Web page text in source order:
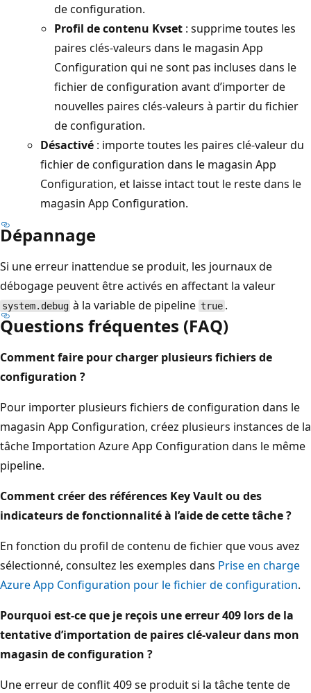
de configuration.
Profil de contenu Kvset : supprime toutes les
paires clés-valeurs dans le magasin App
Configuration qui ne sont pas incluses dans le
fichier de configuration avant d’importer de
nouvelles paires clés-valeurs à partir du fichier
de configuration.
Désactivé : importe toutes les paires clé-valeur du
fichier de configuration dans le magasin App
Configuration, et laisse intact tout le reste dans le
magasin App Configuration.
Dépannage
Si une erreur inattendue se produit, les journaux de
débogage peuvent être activés en affectant la valeur
system.debug à la variable de pipelinetrue.
Questions fréquentes (FAQ)
Comment faire pour charger plusieurs fichiers de
configuration ?
Pour importer plusieurs fichiers de configuration dans le
magasin App Configuration, créez plusieurs instances de la
tâche Importation Azure App Configuration dans le même
pipeline.
Comment créer des références Key Vault ou des
indicateurs de fonctionnalité à l’aide de cette tâche ?
En fonction du profil de contenu de fichier que vous avez
sélectionné, consultez les exemples dans Prise en charge
Azure App Configuration pour le fichier de configuration.
Pourquoi est-ce que je reçois une erreur 409 lors de la
tentative d’importation de paires clé-valeur dans mon
magasin de configuration ?
Une erreur de conflit 409 se produit si la tâche tente de